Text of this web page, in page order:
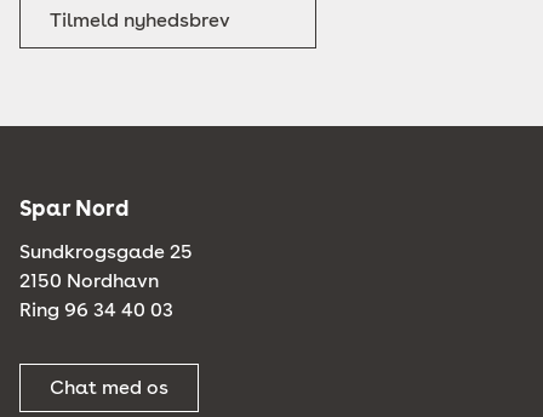
Tilmeld nyhedsbrev
Spar Nord
Sundkrogsgade 25
2150 Nordhavn
Ring 96 34 40 03
Chat med os